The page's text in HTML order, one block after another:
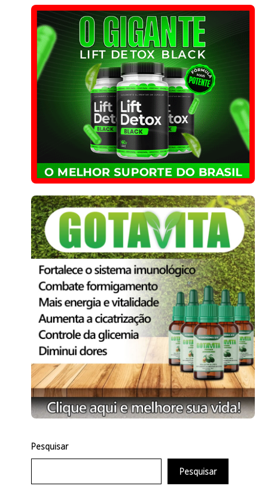
Pesquisar
Pesquisar